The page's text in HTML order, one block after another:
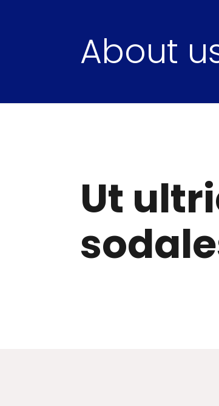
About
Ut